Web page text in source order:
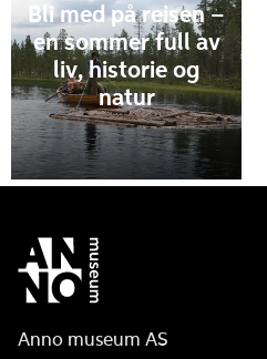
Bli med på reisen –
en sommer full av
liv, historie og
natur
Anno museum AS